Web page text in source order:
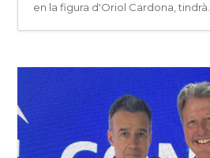
en la figura d'Oriol Cardona, tindrà...